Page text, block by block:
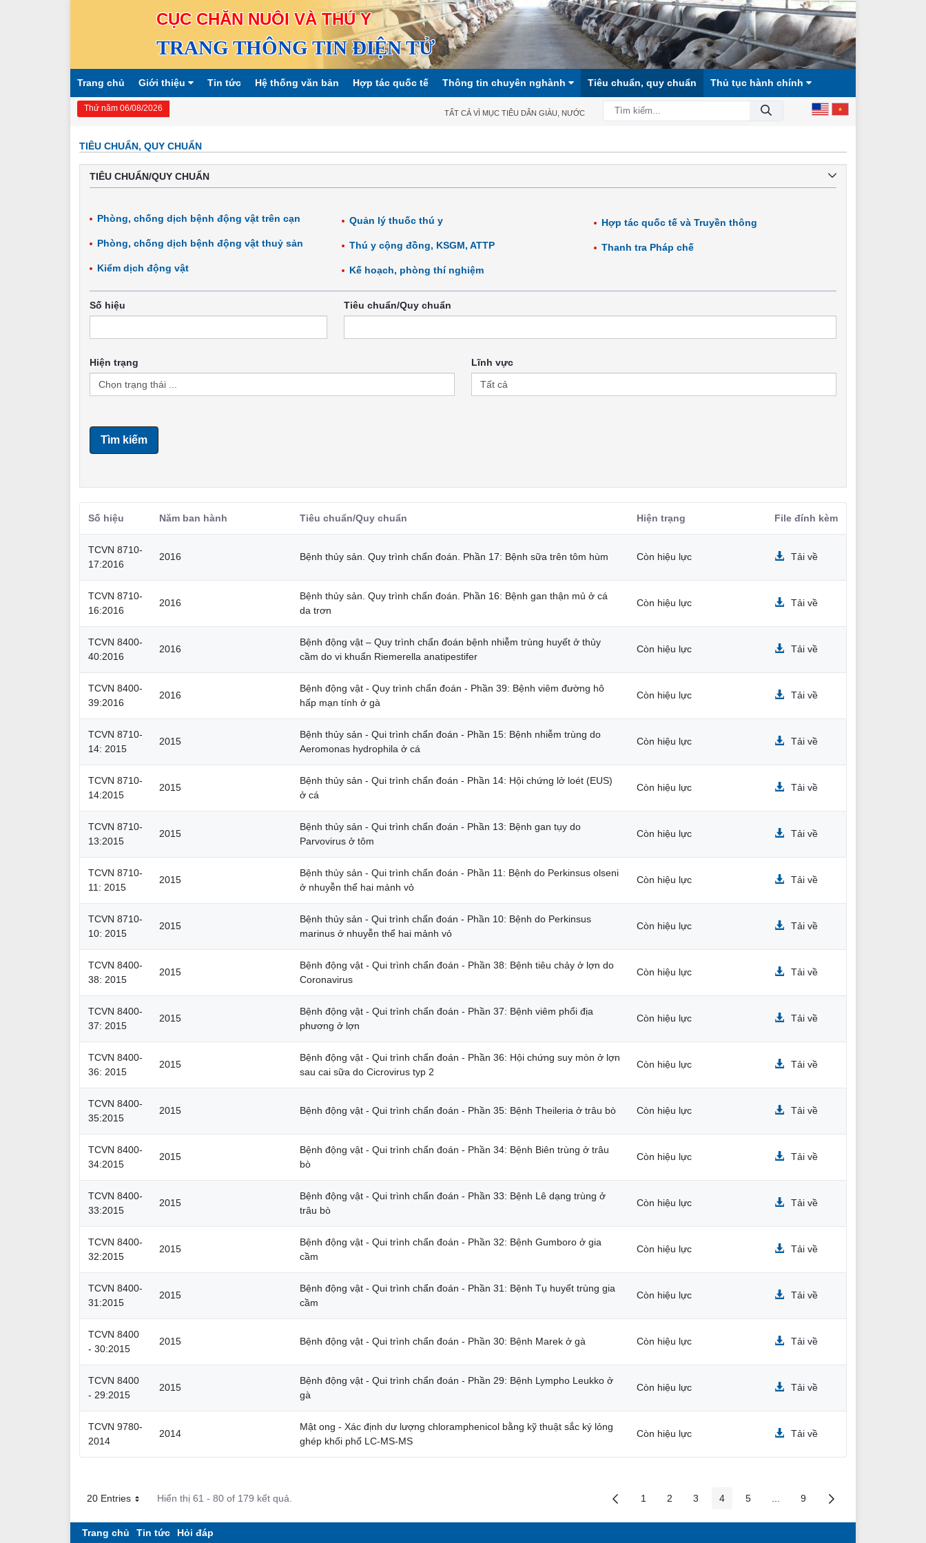
CỤC CHĂN NUÔI VÀ THÚ Y
TRANG THÔNG TIN ĐIỆN TỬ
Trang chủ Giới thiệu Tin tức Hệ thống văn bản Hợp tác quốc tế Thông tin chuyên nghành Tiêu chuẩn, quy chuẩn Thủ tục hành chính
Thứ năm 06/08/2026 TẤT CẢ VÌ MỤC TIÊU DÂN GIÀU, NƯỚC MẠNH, XÃ HỘI CÔNG BẰNG, DÂN CHỦ, VĂN MINH!
TIÊU CHUẨN, QUY CHUẨN
TIÊU CHUẨN/QUY CHUẨN
Phòng, chống dịch bệnh động vật trên cạn
Phòng, chống dịch bệnh động vật thuỷ sản
Kiểm dịch động vật
Quản lý thuốc thú y
Thú y cộng đồng, KSGM, ATTP
Kế hoạch, phòng thí nghiệm
Hợp tác quốc tế và Truyền thông
Thanh tra Pháp chế
Số hiệu Tiêu chuẩn/Quy chuẩn
Hiện trạng Lĩnh vực
Tìm kiếm
Số hiệu Năm ban hành Tiêu chuẩn/Quy chuẩn Hiện trạng File đính kèm
TCVN 8710-
17:2016
2016 Bệnh thủy sản. Quy trình chẩn đoán. Phần 17: Bệnh sữa trên tôm hùm Còn hiệu lực Tải về
TCVN 8710-
16:2016
2016
Bệnh thủy sản. Quy trình chẩn đoán. Phần 16: Bệnh gan thận mủ ở cá
da trơn
Còn hiệu lực Tải về
TCVN 8400-
40:2016
2016
Bệnh động vật – Quy trình chẩn đoán bệnh nhiễm trùng huyết ở thủy
cầm do vi khuẩn Riemerella anatipestifer
Còn hiệu lực Tải về
TCVN 8400-
39:2016
2016
Bệnh động vật - Quy trình chẩn đoán - Phần 39: Bệnh viêm đường hô
hấp mạn tính ở gà
Còn hiệu lực Tải về
TCVN 8710-
14: 2015
2015
Bệnh thủy sản - Qui trình chẩn đoán - Phần 15: Bệnh nhiễm trùng do
Aeromonas hydrophila ở cá
Còn hiệu lực Tải về
TCVN 8710-
14:2015
2015
Bệnh thủy sản - Qui trình chẩn đoán - Phần 14: Hội chứng lở loét (EUS)
ở cá
Còn hiệu lực Tải về
TCVN 8710-
13:2015
2015
Bệnh thủy sản - Qui trình chẩn đoán - Phần 13: Bệnh gan tụy do
Parvovirus ở tôm
Còn hiệu lực Tải về
TCVN 8710-
11: 2015
2015
Bệnh thủy sản - Qui trình chẩn đoán - Phần 11: Bệnh do Perkinsus olseni
ở nhuyễn thể hai mảnh vỏ
Còn hiệu lực Tải về
TCVN 8710-
10: 2015
2015
Bệnh thủy sản - Qui trình chẩn đoán - Phần 10: Bệnh do Perkinsus
marinus ở nhuyễn thể hai mảnh vỏ
Còn hiệu lực Tải về
TCVN 8400-
38: 2015
2015
Bệnh động vật - Qui trình chẩn đoán - Phần 38: Bệnh tiêu chảy ở lợn do
Coronavirus
Còn hiệu lực Tải về
TCVN 8400-
37: 2015
2015
Bệnh động vật - Qui trình chẩn đoán - Phần 37: Bệnh viêm phổi địa
phương ở lợn
Còn hiệu lực Tải về
TCVN 8400-
36: 2015
2015
Bệnh động vật - Qui trình chẩn đoán - Phần 36: Hội chứng suy mòn ở lợn
sau cai sữa do Cicrovirus typ 2
Còn hiệu lực Tải về
TCVN 8400-
35:2015
2015 Bệnh động vật - Qui trình chẩn đoán - Phần 35: Bệnh Theileria ở trâu bò Còn hiệu lực Tải về
TCVN 8400-
34:2015
2015
Bệnh động vật - Qui trình chẩn đoán - Phần 34: Bệnh Biên trùng ở trâu
bò
Còn hiệu lực Tải về
TCVN 8400-
33:2015
2015
Bệnh động vật - Qui trình chẩn đoán - Phần 33: Bệnh Lê dạng trùng ở
trâu bò
Còn hiệu lực Tải về
TCVN 8400-
32:2015
2015
Bệnh động vật - Qui trình chẩn đoán - Phần 32: Bệnh Gumboro ở gia
cầm
Còn hiệu lực Tải về
TCVN 8400-
31:2015
2015
Bệnh động vật - Qui trình chẩn đoán - Phần 31: Bệnh Tụ huyết trùng gia
cầm
Còn hiệu lực Tải về
TCVN 8400
- 30:2015
2015 Bệnh động vật - Qui trình chẩn đoán - Phần 30: Bệnh Marek ở gà Còn hiệu lực Tải về
TCVN 8400
- 29:2015
2015
Bệnh động vật - Qui trình chẩn đoán - Phần 29: Bệnh Lympho Leukko ở
gà
Còn hiệu lực Tải về
TCVN 9780-
2014
2014
Mật ong - Xác định dư lượng chloramphenicol bằng kỹ thuật sắc ký lỏng
ghép khối phổ LC-MS-MS
Còn hiệu lực Tải về
20 EntriesMỗi trang Hiển thị 61 - 80 of 179 kết quả. Các trang trên cổng
1 Các trang trên cổng
2 Các trang trên cổng
3 Các trang trên cổng
4 Các trang trên cổng
5 Các trang trung gian
Các trang trên cổng
9
Trang chủ Tin tức Hỏi đáp